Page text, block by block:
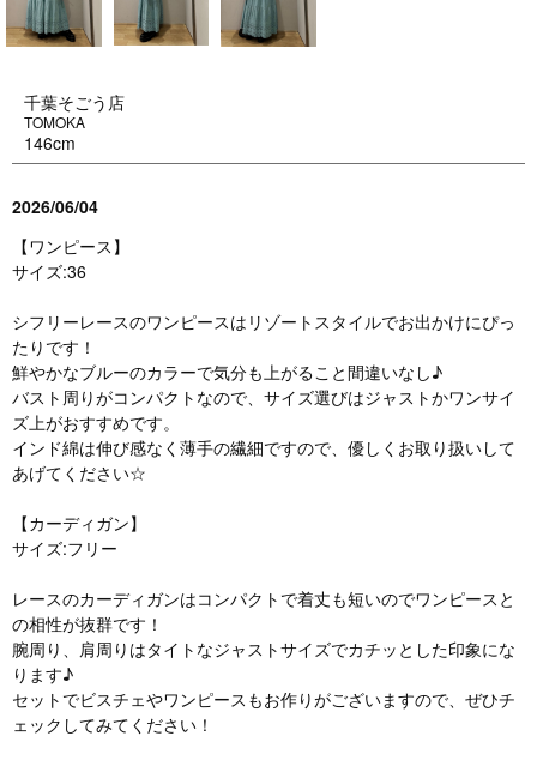
千葉そごう店
TOMOKA
146cm
2026/06/04
【ワンピース】
サイズ:36
シフリーレースのワンピースはリゾートスタイルでお出かけにぴっ
たりです！
鮮やかなブルーのカラーで気分も上がること間違いなし♪
バスト周りがコンパクトなので、サイズ選びはジャストかワンサイ
ズ上がおすすめです。
インド綿は伸び感なく薄手の繊細ですので、優しくお取り扱いして
あげてください☆
【カーディガン】
サイズ:フリー
レースのカーディガンはコンパクトで着丈も短いのでワンピースと
の相性が抜群です！
腕周り、肩周りはタイトなジャストサイズでカチッとした印象にな
ります♪
セットでビスチェやワンピースもお作りがございますので、ぜひチ
ェックしてみてください！